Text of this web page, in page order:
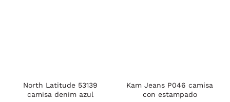
North Latitude 53139
camisa denim azul
Kam Jeans P046 camisa
con estampado